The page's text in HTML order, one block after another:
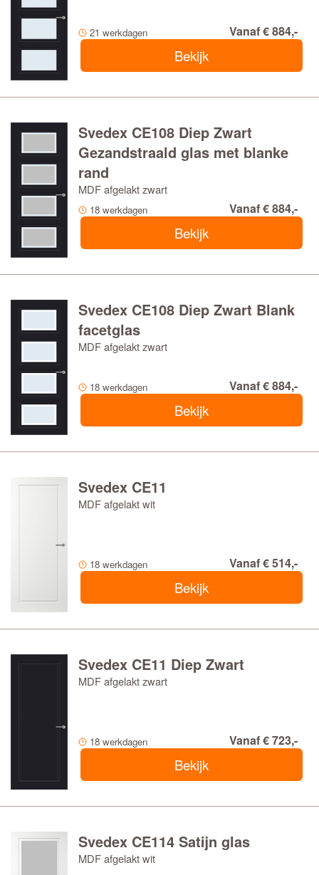
21 werkdagen Vanaf € 884,-
Bekijk
Svedex CE108 Diep Zwart
Gezandstraald glas met blanke
rand
MDF afgelakt zwart
18 werkdagen Vanaf € 884,-
Bekijk
Svedex CE108 Diep Zwart Blank
facetglas
MDF afgelakt zwart
18 werkdagen Vanaf € 884,-
Bekijk
Svedex CE11
MDF afgelakt wit
18 werkdagen Vanaf € 514,-
Bekijk
Svedex CE11 Diep Zwart
MDF afgelakt zwart
18 werkdagen Vanaf € 723,-
Bekijk
Svedex CE114 Satijn glas
MDF afgelakt wit